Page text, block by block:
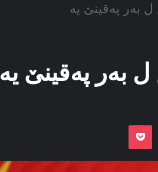
بەر پەقینێ یە
بەر پەقینێ یە
Odnoklassniki
Pocket